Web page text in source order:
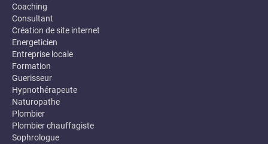
Coaching
Consultant
Création de site internet
Energeticien
Entreprise locale
Formation
Guerisseur
Hypnothérapeute
Naturopathe
Plombier
Plombier chauffagiste
Sophrologue